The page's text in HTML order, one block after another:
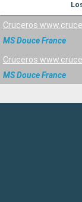
Cruceros
MS Douce France
Cruceros
MS Douce France